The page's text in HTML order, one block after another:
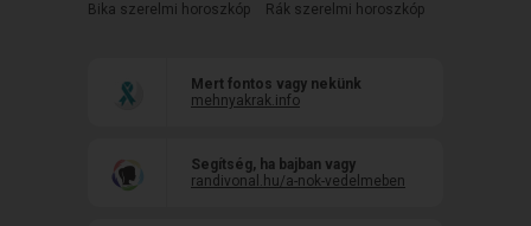
Bika szerelmi horoszkóp
Rák szerelmi horoszkóp
Mert fontos vagy nekünk
mehnyakrak.info
Segítség, ha bajban vagy
randivonal.hu/a-nok-vedelmeben